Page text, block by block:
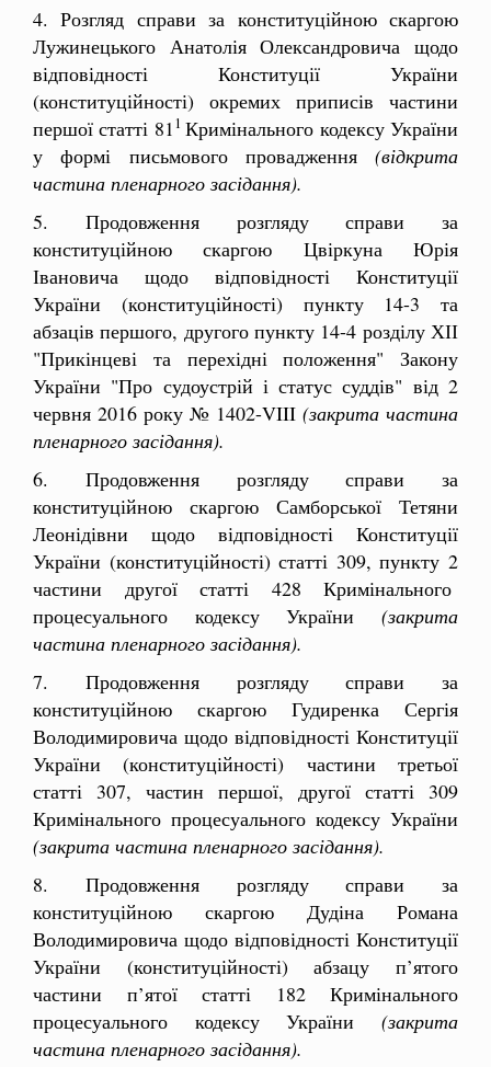
4. Розгляд справи за конституційною скаргою
Лужинецького Анатолія Олександровича щодо
відповідності Конституції України
(конституційності) окремих приписів частини
першої статті 81 1Кримінального кодексу України
у формі письмового провадження (відкрита
частина пленарного засідання).
5. Продовження розгляду справи за
конституційною скаргою Цвіркуна Юрія
Івановича щодо відповідності Конституції
України (конституційності) пункту 14-3 та
абзаців першого, другого пункту 14-4 розділу ХІІ
"Прикінцеві та перехідні положення" Закону
України "Про судоустрій і статус суддів" від 2
червня 2016 року № 1402-VIII(закрита частина
пленарного засідання).
6. Продовження розгляду справи за
конституційною скаргою Самборської Тетяни
Леонідівни щодо відповідності Конституції
України (конституційності) статті 309, пункту 2
частини другої статті 428 Кримінального
процесуального кодексу України (закрита
частина пленарного засідання).
7. Продовження розгляду справи за
конституційною скаргою Гудиренка
Сергія
Володимировича щодо відповідності Конституції
України (конституційності) частини третьої
статті 307, частин першої, другої статті 309
Кримінального процесуального кодексу України
(закрита частина пленарного засідання).
8. Продовження розгляду справи за
конституційною скаргою Дудіна Романа
Володимировича щодо відповідності Конституції
України (конституційності) абзацу п’ятого
частини п’ятої статті 182 Кримінального
процесуального кодексу України (закрита
частина пленарного засідання).